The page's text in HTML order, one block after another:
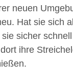
neuen
Hat sie sich
sicher
ihre